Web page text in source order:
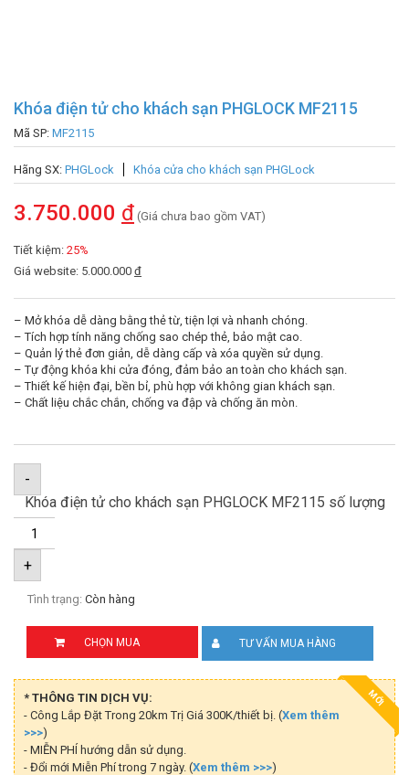
Khóa điện tử cho khách sạn PHGLOCK MF2115
Mã SP: MF2115
Hãng SX: PHGLock Khóa cửa cho khách sạn PHGLock
3.750.000 đ (Giá chưa bao gồm VAT)
Tiết kiệm: 25%
Giá website: 5.000.000 đ
– Mở khóa dễ dàng bằng thẻ từ, tiện lợi và nhanh chóng.
– Tích hợp tính năng chống sao chép thẻ, bảo mật cao.
– Quản lý thẻ đơn giản, dễ dàng cấp và xóa quyền sử dụng.
– Tự động khóa khi cửa đóng, đảm bảo an toàn cho khách sạn.
– Thiết kế hiện đại, bền bỉ, phù hợp với không gian khách sạn.
– Chất liệu chắc chắn, chống va đập và chống ăn mòn.
-
Khóa điện tử cho khách sạn PHGLOCK MF2115 số lượng
+
Tình trạng: Còn hàng
CHỌN MUA TƯ VẤN MUA HÀNG
MỚI
* THÔNG TIN DỊCH VỤ:
- Công Lắp Đặt Trong 20km Trị Giá 300K/thiết bị. (Xem thêm
>>>)
- MIỄN PHÍ hướng dẫn sử dụng.
- Đổi mới Miễn Phí trong 7 ngày. (Xem thêm >>>)